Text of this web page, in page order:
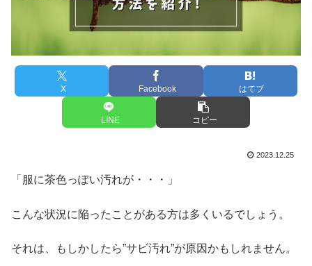
X Facebook はてブ
LINE コピー
2023.12.25
「服に茶色っぽい汚れが・・・」
こんな状況に陥ったことがある方は多くいるでしょう。
それは、もしかしたら”サビ汚れ”が原因かもしれません。